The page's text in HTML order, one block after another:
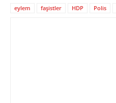
eylem faşistler HDP Polis